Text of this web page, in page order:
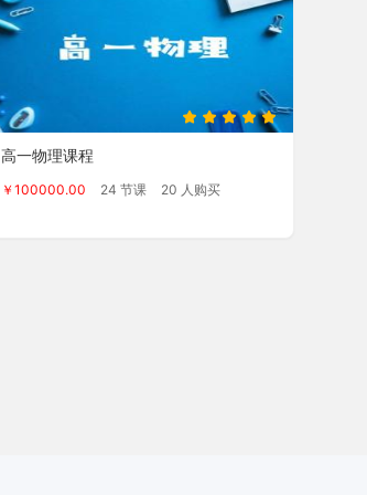
高一物理课程
￥100000.00 24 节课 20 人购买